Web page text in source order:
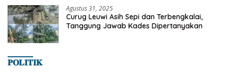
Agustus 31, 2025
Curug Leuwi Asih Sepi dan Terbengkalai,
Tanggung Jawab Kades Dipertanyakan
𝐏𝐎𝐋𝐈𝐓𝐈𝐊